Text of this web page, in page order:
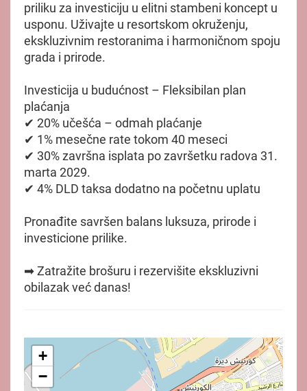
priliku za investiciju u elitni stambeni koncept u
usponu. Uživajte u resortskom okruženju,
ekskluzivnim restoranima i harmoničnom spoju
grada i prirode.
Investicija u budućnost – Fleksibilan plan
plaćanja
✔ 20% učešća – odmah plaćanje
✔ 1% mesečne rate tokom 40 meseci
✔ 30% završna isplata po završetku radova 31.
marta 2029.
✔ 4% DLD taksa dodatno na početnu uplatu
Pronađite savršen balans luksuza, prirode i
investicione prilike.
➡ Zatražite brošuru i rezervišite ekskluzivni
obilazak već danas!
+
−